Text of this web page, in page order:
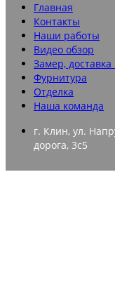
Главная
Контакты
Наши работы
Видео обзор
Замер, доставка
Фурнитура
Отделка
Наша команда
г. Клин, ул.
дорога, 3с5